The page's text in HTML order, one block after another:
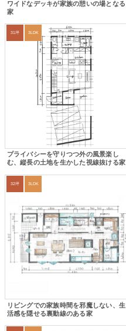
ワイドなデッキが家族の憩いの場となる
家
31坪 3LDK
プライバシーを守りつつ外の風景楽し
む、縦長の土地を生かした視線抜ける家
32坪 3LDK
リビングでの家族時間を邪魔しない、生
活感を隠せる裏動線のある家